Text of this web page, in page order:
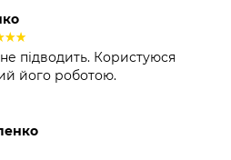
підводить. Користуюся
його роботою.